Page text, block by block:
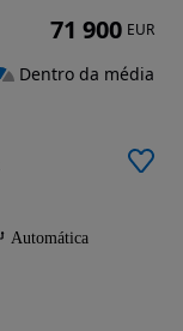
Automática
71 900 EUR
Dentro da média